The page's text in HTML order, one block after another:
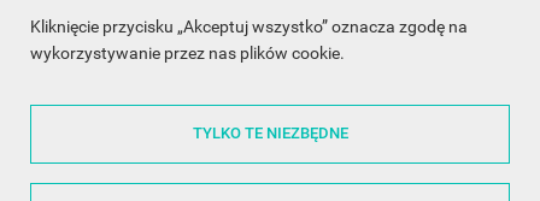
Kliknięcie przycisku „Akceptuj wszystko” oznacza zgodę na
wykorzystywanie przez nas plików cookie.
TYLKO TE NIEZBĘDNE
WSPÓŁPRACA
ŚLEDŹ NAS NA FACEBOOKU
Made with❤in Poland